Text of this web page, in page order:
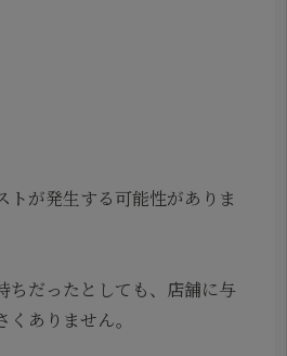
トが発生する可能性がありま
ちだったとしても、店舗に与
ありません。